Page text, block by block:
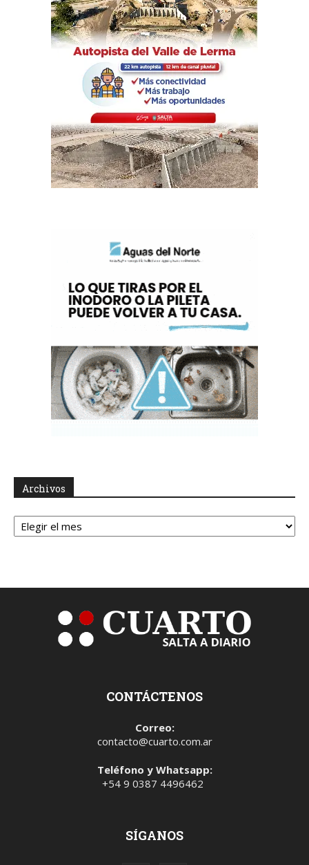
Archivos
Archivos
CONTÁCTENOS
Correo:
contacto@cuarto.com.ar
Teléfono y Whatsapp:
+54 9 0387 4496462
SÍGANOS